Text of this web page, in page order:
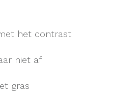
het contrast
niet af
gras